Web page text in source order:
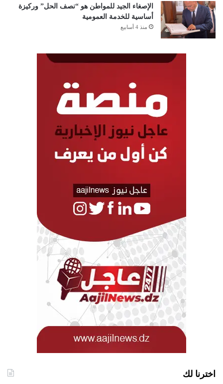
الإصغاء الجيد للمواطن هو “نصف الحل” وركيزة
أساسية للخدمة العمومية
منذ 4 أسابيع
اخترنا لك